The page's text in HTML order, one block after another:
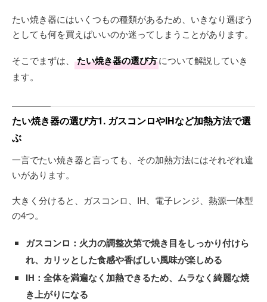
たい焼き器にはいくつもの種類があるため、いきなり選ぼう
としても何を買えばいいのか迷ってしまうことがあります。
そこでまずは、 たい焼き器の選び方について解説していき
ます。
たい焼き器の選び方1. ガスコンロやIHなど加熱方法で選
ぶ
一言でたい焼き器と言っても、その加熱方法にはそれぞれ違
いがあります。
大きく分けると、ガスコンロ、IH、電子レンジ、熱源一体型
の4つ。
ガスコンロ：火力の調整次第で焼き目をしっかり付けら
れ、カリッとした食感や香ばしい風味が楽しめる
IH：全体を満遍なく加熱できるため、ムラなく綺麗な焼
き上がりになる